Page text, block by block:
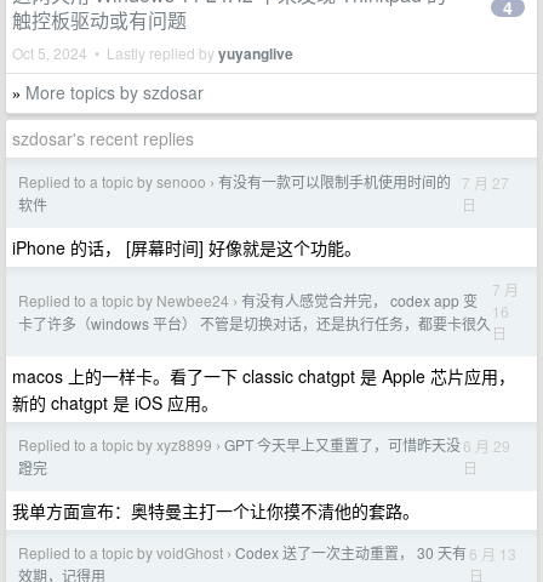
触控板驱动或有问题
Oct 5, 2024 • Lastly replied byyuyanglive
4
» More topics by szdosar
szdosar's recent replies
Replied to a topic by senooo › 有没有一款可以限制手机使用时间的
软件
7 月 27
日
iPhone 的话， [屏幕时间] 好像就是这个功能。
Replied to a topic by Newbee24 › 有没有人感觉合并完， codex app 变
卡了许多（windows 平台） 不管是切换对话，还是执行任务，都要卡很久
7 月
16
日
macos 上的一样卡。看了一下 classic chatgpt 是 Apple 芯片应用，
新的 chatgpt 是 iOS 应用。
Replied to a topic by xyz8899 › GPT 今天早上又重置了，可惜昨天没
蹬完
6 月 29
日
我单方面宣布：奥特曼主打一个让你摸不清他的套路。
Replied to a topic by voidGhost › Codex 送了一次主动重置， 30 天有
效期，记得用
6 月 13
日